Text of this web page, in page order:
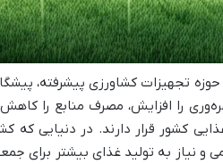
تجهیزات کشاورزی پیشرفته،
را افزایش، مصرف منابع را
کشور قرار دارند. در دنیایی که
و نیاز به تولید غذای بیشتر